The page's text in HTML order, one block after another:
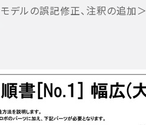
デルの誤記修正、注釈の追加＞